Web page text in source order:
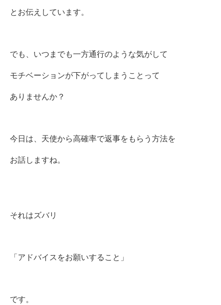
とお伝えしています。
でも、いつまでも一方通行のような気がして
モチベーションが下がってしまうことって
ありませんか？
今日は、天使から高確率で返事をもらう方法を
お話しますね。
それはズバリ
「アドバイスをお願いすること」
です。